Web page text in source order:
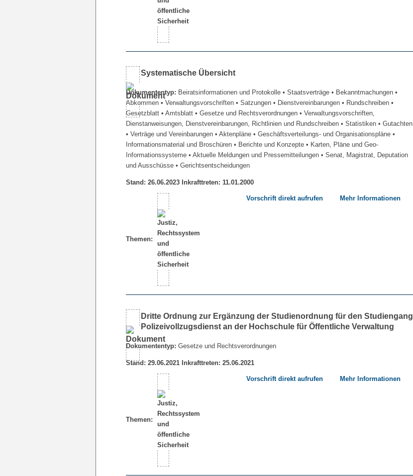
Systematische Übersicht
Dokumententyp: Beiratsinformationen und Protokolle • Staatsverträge • Bekanntmachungen •
Abkommen • Verwaltungsvorschriften • Satzungen • Dienstvereinbarungen • Rundschreiben •
Gesetzblatt • Amtsblatt • Gesetze und Rechtsverordnungen • Verwaltungsvorschriften,
Dienstanweisungen, Dienstvereinbarungen, Richtlinien und Rundschreiben • Statistiken • Gutachten
• Verträge und Vereinbarungen • Aktenpläne • Geschäftsverteilungs- und Organisationspläne •
Informationsmaterial und Broschüren • Berichte und Konzepte • Karten, Pläne und Geo-
Informationssysteme • Aktuelle Meldungen und Pressemitteilungen • Senat, Magistrat, Deputation
und Ausschüsse • Gerichtsentscheidungen
Stand: 26.06.2023 Inkrafttreten: 11.01.2000
Themen:
Vorschrift direkt aufrufen Mehr Informationen
Dritte Ordnung zur Ergänzung der Studienordnung für den Studiengang
Polizeivollzugsdienst an der Hochschule für Öffentliche Verwaltung
Dokumententyp: Gesetze und Rechtsverordnungen
Stand: 29.06.2021 Inkrafttreten: 25.06.2021
Themen:
Vorschrift direkt aufrufen Mehr Informationen